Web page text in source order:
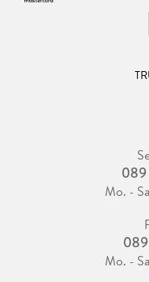
Mo. -
Mo. -